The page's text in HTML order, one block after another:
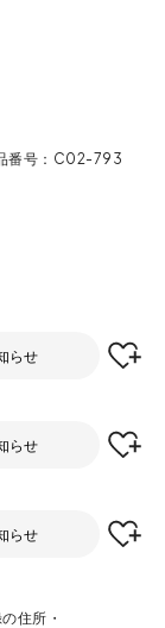
番号 C02-793
らせ
らせ
らせ
住所・